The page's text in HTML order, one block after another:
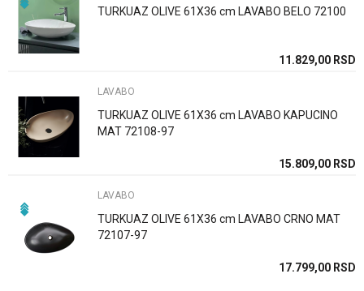
Poruka
Dimenzija
Boja
TURKUAZ OLIVE 61X36 cm LAVABO BELO 72100
11.829,00 RSD
LAVABO
TURKUAZ OLIVE 61X36 cm LAVABO KAPUCINO
MAT 72108-97
15.809,00 RSD
LAVABO
TURKUAZ OLIVE 61X36 cm LAVABO CRNO MAT
72107-97
17.799,00 RSD